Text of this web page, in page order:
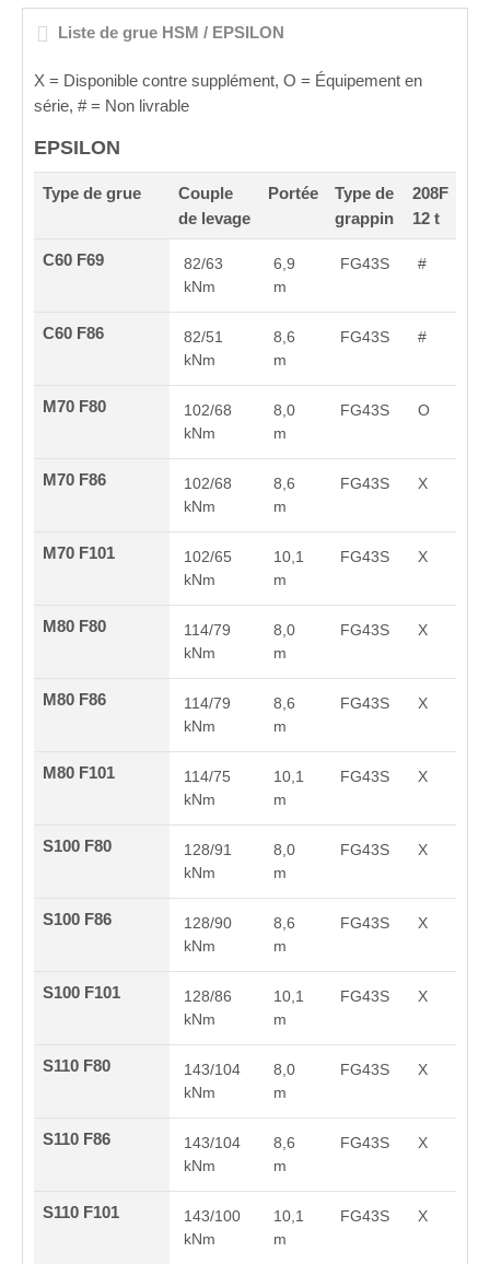
Liste de grue HSM / EPSILON
X = Disponible contre supplément, O = Équipement en
série, # = Non livrable
EPSILON
Type de grue
Couple
de levage
Portée
Type de
grappin
208F
12 t
C60 F69
82/63
kNm
6,9
m
FG43S #
C60 F86
82/51
kNm
8,6
m
FG43S #
M70 F80
102/68
kNm
8,0
m
FG43S O
M70 F86
102/68
kNm
8,6
m
FG43S X
M70 F101
102/65
kNm
10,1
m
FG43S X
M80 F80
114/79
kNm
8,0
m
FG43S X
M80 F86
114/79
kNm
8,6
m
FG43S X
M80 F101
114/75
kNm
10,1
m
FG43S X
S100 F80
128/91
kNm
8,0
m
FG43S X
S100 F86
128/90
kNm
8,6
m
FG43S X
S100 F101
128/86
kNm
10,1
m
FG43S X
S110 F80
143/104
kNm
8,0
m
FG43S X
S110 F86
143/104
kNm
8,6
m
FG43S X
S110 F101
143/100
kNm
10,1
m
FG43S X